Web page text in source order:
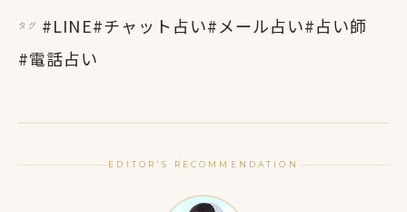
タグ #LINE#チャット占い#メール占い#占い師
#電話占い
EDITOR'S RECOMMENDATION